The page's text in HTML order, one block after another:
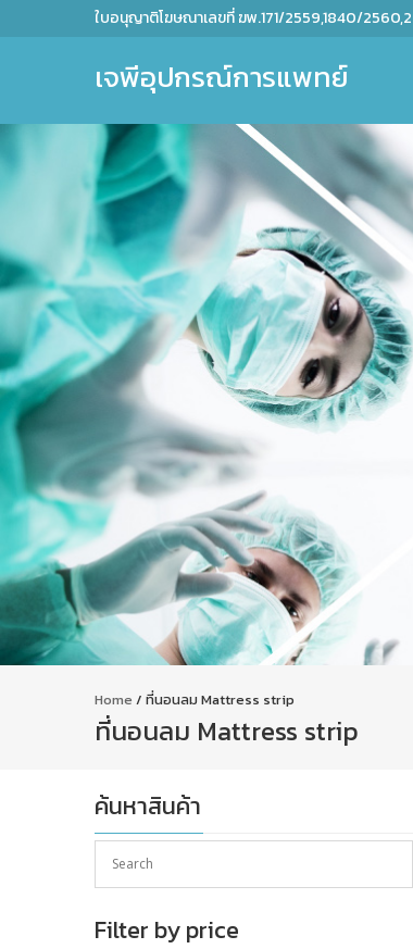
ใบอนุญาติโฆษณาเลขที่ ฆพ.171/2559,1840/
เจพีอุปกรณ์การแพทย์
Home / ที่นอนลม Mattress strip
ที่นอนลม Mattress strip
ค้นหาสินค้า
Filter by price